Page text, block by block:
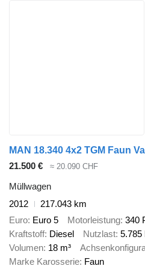
MAN 18.340 4x2 TGM Faun
21.500 €
≈ 20.090 CHF
Müllwagen
2012
217.043 km
Euro Euro 5 Motorleistung 340
Kraftstoff Diesel Nutzlast 5.785
Volumen 18 m³
Marke Karosserie Faun